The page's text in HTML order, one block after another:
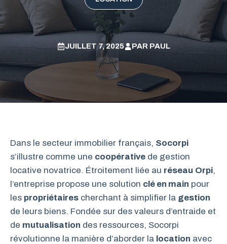
JUILLET 7, 2025 PAR PAUL
Dans le secteur immobilier français, Socorpi
s’illustre comme une coopérative de gestion
locative novatrice. Étroitement liée au réseau Orpi,
l’entreprise propose une solution clé en main pour
les propriétaires cherchant à simplifier la gestion
de leurs biens. Fondée sur des valeurs d’entraide et
de mutualisation des ressources, Socorpi
révolutionne la manière d’aborder la location avec